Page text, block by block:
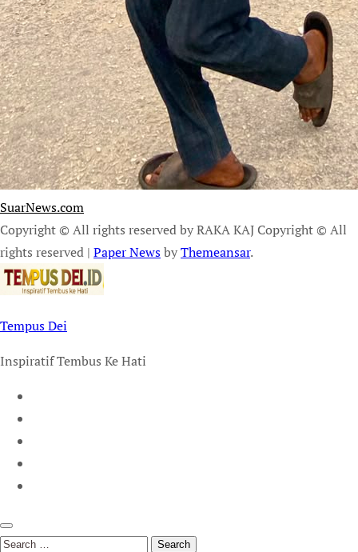
SuarNews.com
Copyright © All rights reserved by RAKA KAJ Copyright © All
rights reserved | Paper NewsbyThemeansar.
Tempus Dei
Inspiratif Tembus Ke Hati
Search